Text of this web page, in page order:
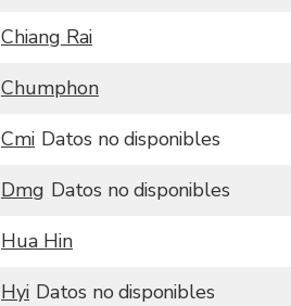
Chiang Rai
Chumphon
Cmi Datos no disponibles
Dmg Datos no disponibles
Hua Hin
Hyi Datos no disponibles